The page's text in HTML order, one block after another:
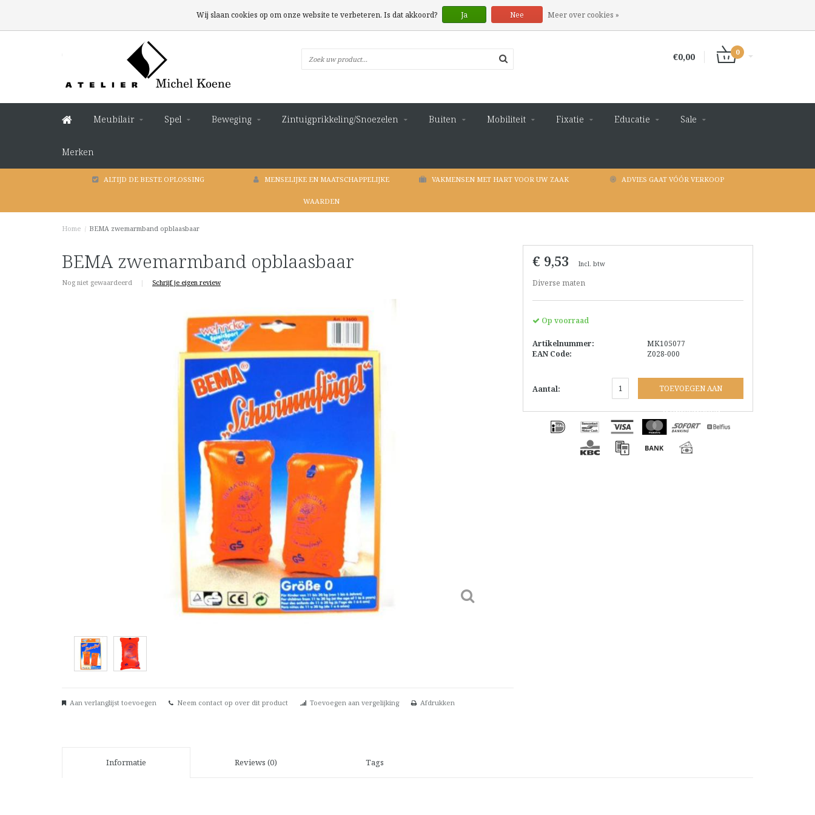
€0,00 0
Meubilair Spel Beweging Zintuigprikkeling/Snoezelen Buiten Mobiliteit Fixatie Educatie Sale
Merken
ALTIJD DE BESTE OPLOSSING MENSELIJKE EN MAATSCHAPPELIJKE
WAARDEN
VAKMENSEN MET HART VOOR UW ZAAK ADVIES GAAT VÓÓR VERKOOP
Home / BEMA zwemarmband opblaasbaar
BEMA zwemarmband opblaasbaar
Nog niet gewaardeerd | Schrijf je eigen review
Aan verlanglijst toevoegen Neem contact op over dit product Toevoegen aan vergelijking Afdrukken
€ 9,53 Incl. btw
Diverse maten
Op voorraad
Artikelnummer:
MK105077
EAN Code:
Z028-000
Aantal: TOEVOEGEN AAN
WINKELWAGEN
Informatie Reviews (0) Tags
Wij slaan cookies op om onze website te verbeteren. Is dat akkoord? Ja Nee Meer over cookies »